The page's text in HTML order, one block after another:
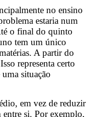
no ensino
estaria num
o final do quinto
tem um único
A partir do
representa certo
situação
em vez de reduzir
entre si. Por exemplo,